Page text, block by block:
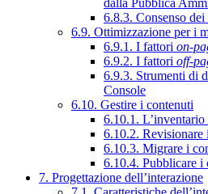
dalla Pubblica
6.8.3. Consenso
6.9. Ottimizzazione per i
6.9.1. I fattori on-
6.9.2. I fattori off-
6.9.3. Strumenti di
Console
6.10. Gestire i contenuti
6.10.1.
6.10.2. Revisionare
6.10.3. Migrare i
6.10.4. Pubblicare i
7. Progettazione dell’interazione